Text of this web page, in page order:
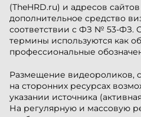
(TheHRD.ru) и адресов
дополнительное средство
соответствии с ФЗ № 53-ФЗ.
термины используются как
профессиональные
Размещение видеороликов,
на сторонних ресурсах
указании источника
На регулярную и массовую